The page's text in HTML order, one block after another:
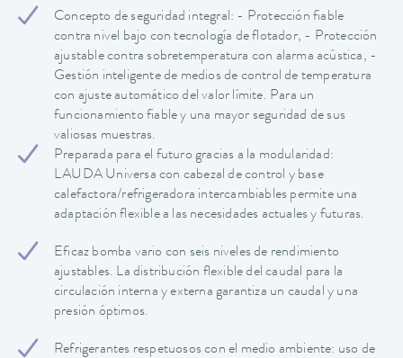
Concepto de seguridad integral: - Protección fiable
contra nivel bajo con tecnología de flotador, - Protección
ajustable contra sobretemperatura con alarma acústica, -
Gestión inteligente de medios de control de temperatura
con ajuste automático del valor límite. Para un
funcionamiento fiable y una mayor seguridad de sus
valiosas muestras.
Preparada para el futuro gracias a la modularidad:
LAUDA Universa con cabezal de control y base
calefactora/refrigeradora intercambiables permite una
adaptación flexible a las necesidades actuales y futuras.
Eficaz bomba vario con seis niveles de rendimiento
ajustables. La distribución flexible del caudal para la
circulación interna y externa garantiza un caudal y una
presión óptimos.
Refrigerantes respetuosos con el medio ambiente: uso de